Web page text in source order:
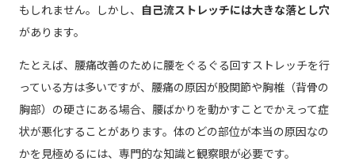
もしれません。しかし、 自己流ストレッチには大きな落とし穴
があります。
たとえば、腰痛改善のために腰をぐるぐる回すストレッチを行
っている方は多いですが、腰痛の原因が股関節や胸椎（背骨の
胸部）の硬さにある場合、腰ばかりを動かすことでかえって症
状が悪化することがあります。体のどの部位が本当の原因なの
かを見極めるには、専門的な知識と観察眼が必要です。